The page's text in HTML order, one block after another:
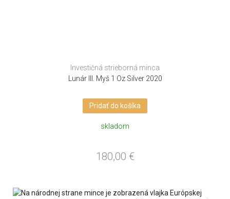
Investičná strieborná minca
Lunár III. Myš 1 Oz Silver 2020
Pridať do košíka
skladom
180,00 €